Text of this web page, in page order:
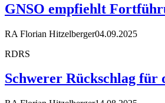
GNSO empfiehlt
RA Florian Hitzelberger04.09.2025
RDRS
Schwerer Rückschlag